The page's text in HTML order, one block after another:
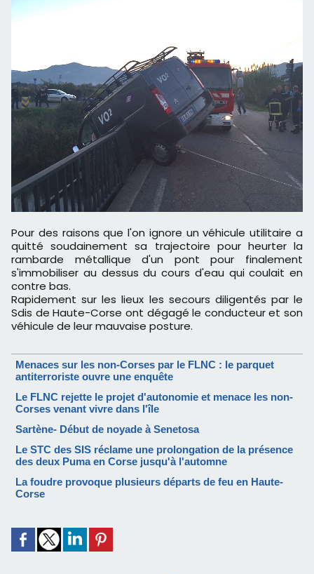
Pour des raisons que l'on ignore un véhicule utilitaire a
quitté soudainement sa trajectoire pour heurter la
rambarde métallique d'un pont pour finalement
s'immobiliser au dessus du cours d'eau qui coulait en
contre bas.
Rapidement sur les lieux les secours diligentés par le
Sdis de Haute-Corse ont dégagé le conducteur et son
véhicule de leur mauvaise posture.
Menaces sur les non-Corses par le FLNC : le parquet
antiterroriste ouvre une enquête
Le FLNC rejette le projet d'autonomie et menace les non-
Corses venant vivre dans l'île
Sartène- Début de noyade à Senetosa
Le STC des SIS réclame une prolongation de la présence
des deux Puma en Corse jusqu'à l'automne
La foudre provoque plusieurs départs de feu en Haute-
Corse